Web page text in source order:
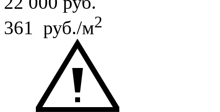
361 руб./м2